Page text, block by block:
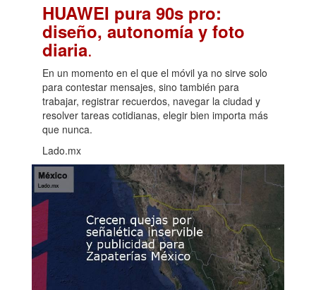
HUAWEI pura 90s pro:
diseño, autonomía y foto
diaria.
En un momento en el que el móvil ya no sirve solo
para contestar mensajes, sino también para
trabajar, registrar recuerdos, navegar la ciudad y
resolver tareas cotidianas, elegir bien importa más
que nunca.
Lado.mx